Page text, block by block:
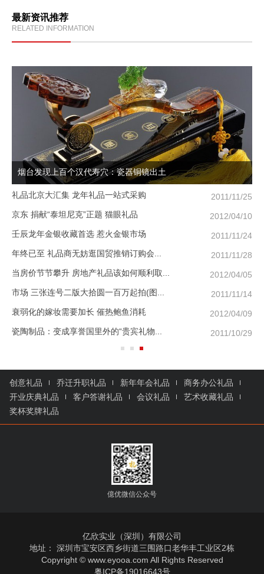
最新资讯推荐
RELATED INFORMATION
烟台发现上百个汉代寿穴：瓷器铜镜出土
礼品北京大汇集 龙年礼品一站式采购
2011/11/25
京东 捐献“泰坦尼克”正题 猫眼礼品
2012/04/10
壬辰龙年金银收藏首选 惹火金银市场
2011/11/24
年终已至 礼品商无妨逛国贸推销订购会...
2011/11/28
当房价节节攀升 房地产礼品该如何顺利取...
2012/04/05
市场 三张连号二版大拾圆一百万起拍(图...
2011/11/14
衰弱化的嫁妆需要加长 催热鲍鱼消耗
2012/04/09
瓷陶制品：变成享誉国里外的“贵宾礼物...
2011/10/29
创意礼品 乔迁升职礼品 新年年会礼品
商务办公礼品
开业庆典礼品
客户答谢礼品 会议礼品
艺术收藏礼品
奖杯奖牌礼品
億优微信公众号
亿欣实业（深圳）有限公司
地址： 深圳市宝安区西乡街道三围路口老华丰工业区2栋
Copyright © www.eyooa.com All Rights Reserved
粤ICP备19016643号